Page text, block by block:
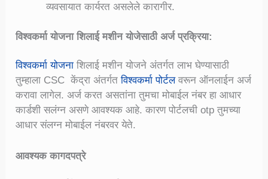
व्यवसायात कार्यरत असलेले कारागीर.
विश्वकर्मा योजना शिलाई मशीन योजेसाठी अर्ज प्रक्रिया:
विश्वकर्मा योजना शिलाई मशीन योजने अंतर्गत लाभ घेण्यासाठी
तुम्हाला CSC केंद्रा अंतर्गतविश्वकर्मा पोर्टलवरून ऑनलाईन अर्ज
करावा लागेल. अर्ज करत असतांना तुमचा मोबाईल नंबर हा आधार
कार्डशी सलंग्न असणे आवश्यक आहे. कारण पोर्टलची otp तुमच्या
आधार संलग्न मोबाईल नंबरवर येते.
आवश्यक कागदपत्रे